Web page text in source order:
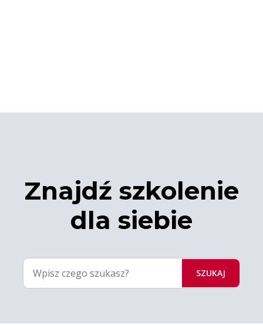
Znajdź szkolenie
dla siebie
SZUKAJ